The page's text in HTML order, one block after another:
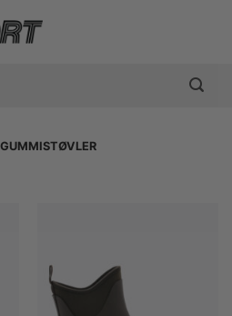
GUMMISTØVLER